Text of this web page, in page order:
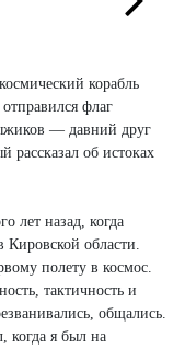
корабль
флаг
— давний друг
рассказал об истоках
лет назад, когда
Кировской области.
полету в космос.
тактичность и
общались.
когда я был на